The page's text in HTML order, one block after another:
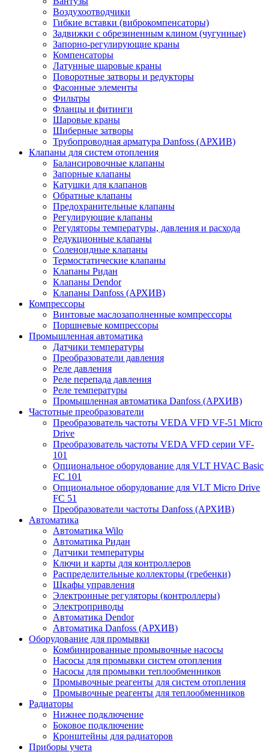
Воздухоотводчики
Гибкие вставки (виброкомпенсаторы)
Задвижки с обрезиненным клином (чугунные)
Запорно-регулирующие краны
Компенсаторы
Латунные шаровые краны
Поворотные затворы и редукторы
Фасонные элементы
Фильтры
Фланцы и фитинги
Шаровые краны
Шиберные затворы
Трубопроводная арматура Danfoss (АРХИВ)
Клапаны для систем отопления
Балансировочные клапаны
Запорные клапаны
Катушки для клапанов
Обратные клапаны
Предохранительные клапаны
Регулирующие клапаны
Регуляторы температуры, давления и расхода
Редукционные клапаны
Соленоидные клапаны
Термостатические клапаны
Клапаны Ридан
Клапаны Dendor
Клапаны Danfoss (АРХИВ)
Компрессоры
Винтовые маслозаполненные компрессоры
Поршневые компрессоры
Промышленная автоматика
Датчики температуры
Преобразователи давления
Реле давления
Реле перепада давления
Реле температуры
Промышленная автоматика Danfoss (АРХИВ)
Частотные преобразователи
Преобразователь частоты VEDA VFD VF-51 Micro
Drive
Преобразователь частоты VEDA VFD серии VF-
101
Опциональное оборудование для VLT HVAC Basic
FC 101
Опциональное оборудование для VLT Micro Drive
FC 51
Преобразователи частоты Danfoss (АРХИВ)
Автоматика
Автоматика Wilo
Автоматика Ридан
Датчики температуры
Ключи и карты для контроллеров
Распределительные коллекторы (гребенки)
Шкафы управления
Электронные регуляторы (контроллеры)
Электроприводы
Автоматика Dendor
Автоматика Danfoss (АРХИВ)
Оборудование для промывки
Комбинированные промывочные насосы
Насосы для промывки систем отопления
Насосы для промывки теплообменников
Промывочные реагенты для систем отопления
Промывочные реагенты для теплообменников
Радиаторы
Нижнее подключение
Боковое подключение
Кронштейны для радиаторов
Приборы учета